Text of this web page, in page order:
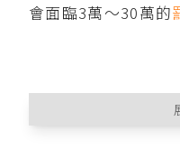
會面臨3萬～30萬的